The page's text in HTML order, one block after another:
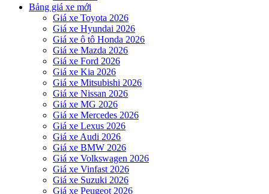
Bảng giá xe mới
Giá xe Toyota 2026
Giá xe Hyundai 2026
Giá xe ô tô Honda 2026
Giá xe Mazda 2026
Giá xe Ford 2026
Giá xe Kia 2026
Giá xe Mitsubishi 2026
Giá xe Nissan 2026
Giá xe MG 2026
Giá xe Mercedes 2026
Giá xe Lexus 2026
Giá xe Audi 2026
Giá xe BMW 2026
Giá xe Volkswagen 2026
Giá xe Vinfast 2026
Giá xe Suzuki 2026
Giá xe Peugeot 2026